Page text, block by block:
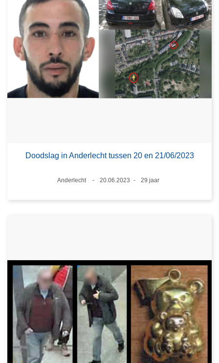
Doodslag in Anderlecht tussen 20 en 21/06/2023
Plaats
Anderlecht
20.06.2023
29 jaar